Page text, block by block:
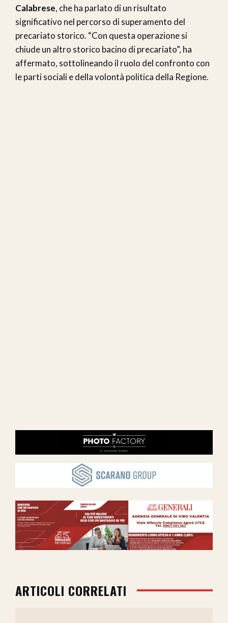
Calabrese, che ha parlato di un risultato
significativo nel percorso di superamento del
precariato storico. “Con questa operazione si
chiude un altro storico bacino di precariato”, ha
affermato, sottolineando il ruolo del confronto con
le parti sociali e della volontà politica della Regione.
ARTICOLI CORRELATI